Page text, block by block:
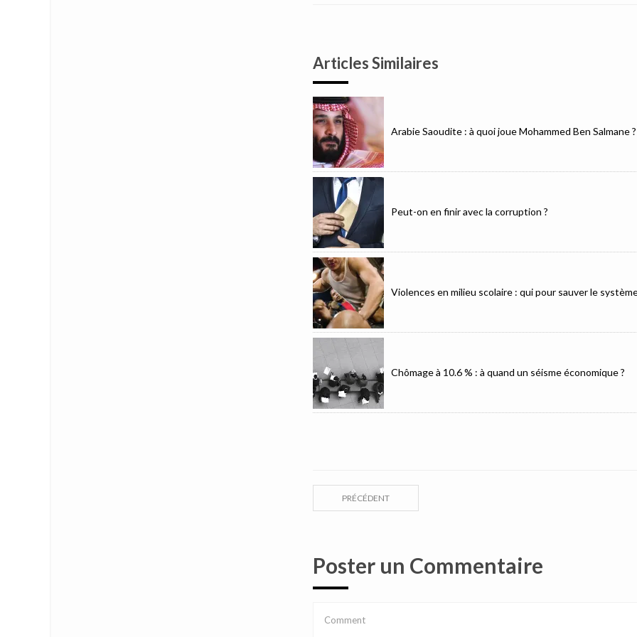
Articles Similaires
Arabie Saoudite : à quoi joue Mohammed Ben Salmane ?
Peut-on en finir avec la corruption ?
Violences en milieu scolaire : qui pour sauver le
Chômage à 10.6 % : à quand un séisme économique ?
PRÉCÉDENT
Poster un Commentaire